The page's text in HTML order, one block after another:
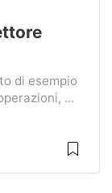
di esempio
...